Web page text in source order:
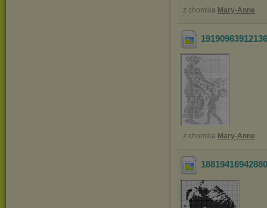
z chomika Mary-Anne
z chomika Mary-Anne